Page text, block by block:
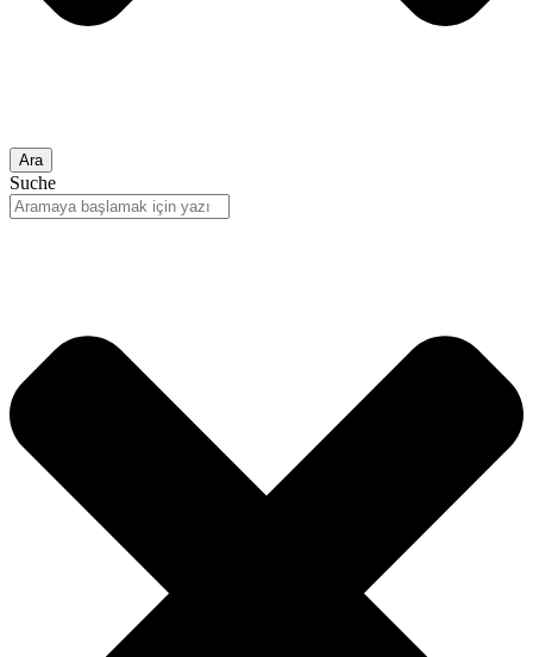
Ara
Suche